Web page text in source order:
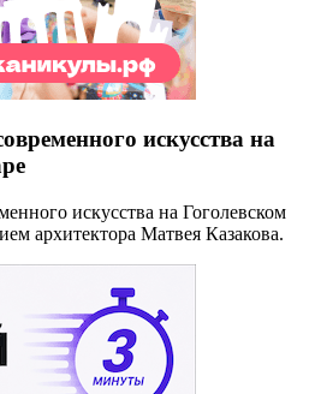
искусства на
искусства на Гоголевском
архитектора Матвея Казакова.